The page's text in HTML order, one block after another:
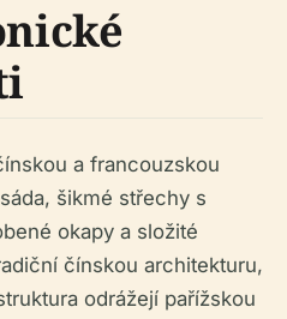
a francouzskou
šikmé střechy s
okapy a složité
čínskou architekturu,
odrážejí pařížskou